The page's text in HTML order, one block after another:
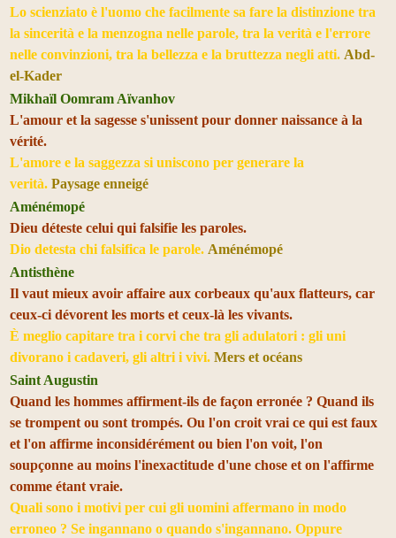
Lo scienziato è l'uomo che facilmente sa fare la distinzione tra
la sincerità e la menzogna nelle parole, tra la verità e l'errore
nelle convinzioni, tra la bellezza e la bruttezza negli atti. Abd-
el-Kader
Mikhaïl Oomram Aïvanhov
L'amour et la sagesse s'unissent pour donner naissance à la
vérité.
L'amore e la saggezza si uniscono per generare la
verità. Paysage enneigé
Aménémopé
Dieu déteste celui qui falsifie les paroles.
Dio detesta chi falsifica le parole. Aménémopé
Antisthène
Il vaut mieux avoir affaire aux corbeaux qu'aux flatteurs, car
ceux-ci dévorent les morts et ceux-là les vivants.
È meglio capitare tra i corvi che tra gli adulatori : gli uni
divorano i cadaveri, gli altri i vivi. Mers et océans
Saint Augustin
Quand les hommes affirment-ils de façon erronée ? Quand ils
se trompent ou sont trompés. Ou l'on croit vrai ce qui est faux
et l'on affirme inconsidérément ou bien l'on voit, l'on
soupçonne au moins l'inexactitude d'une chose et on l'affirme
comme étant vraie.
Quali sono i motivi per cui gli uomini affermano in modo
erroneo ? Se ingannano o quando s'ingannano. Oppure